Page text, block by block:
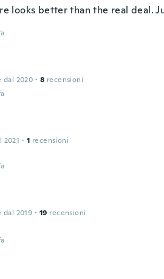
looks better than the real deal.
dal 2020 · 8 recensioni
2021 · 1 recensioni
dal 2019 · 19 recensioni